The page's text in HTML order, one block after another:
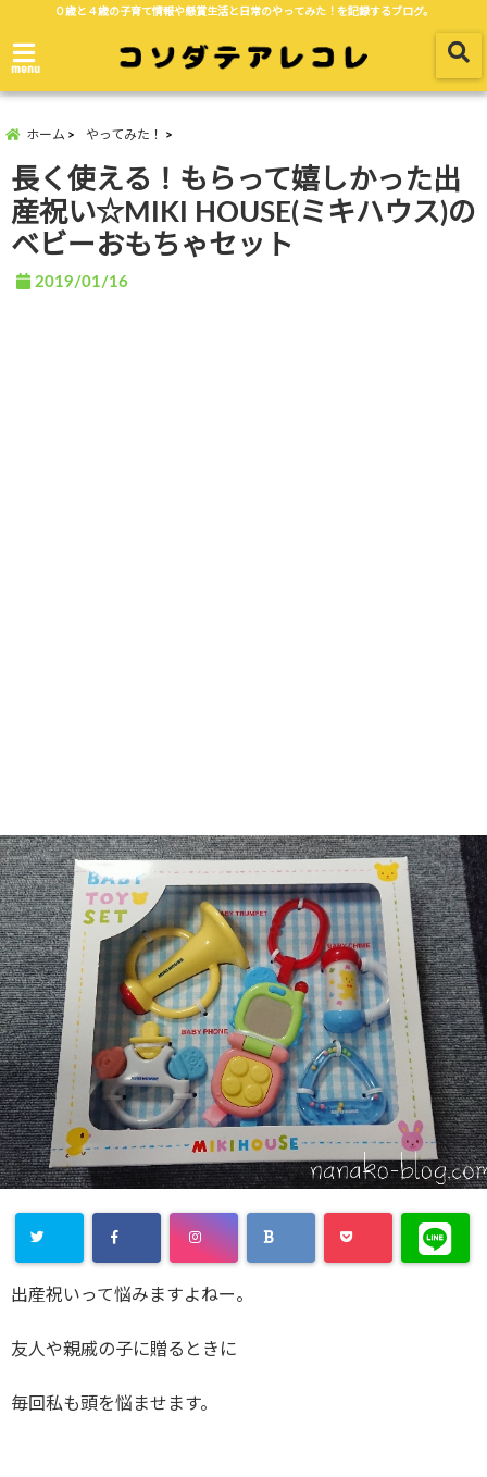
０歳と４歳の子育て情報や懸賞生活と日常のやってみた！を記録するブログ。
menu
ホーム やってみた！
長く使える！もらって嬉しかった出
産祝い☆MIKI HOUSE(ミキハウス)の
ベビーおもちゃセット
2019/01/16
出産祝いって悩みますよねー。
友人や親戚の子に贈るときに
毎回私も頭を悩ませます。